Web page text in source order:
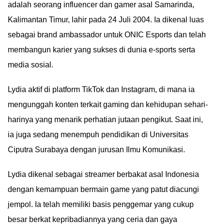
adalah seorang influencer dan gamer asal Samarinda,
Kalimantan Timur, lahir pada 24 Juli 2004. Ia dikenal luas
sebagai brand ambassador untuk ONIC Esports dan telah
membangun karier yang sukses di dunia e-sports serta
media sosial.
Lydia aktif di platform TikTok dan Instagram, di mana ia
mengunggah konten terkait gaming dan kehidupan sehari-
harinya yang menarik perhatian jutaan pengikut. Saat ini,
ia juga sedang menempuh pendidikan di Universitas
Ciputra Surabaya dengan jurusan Ilmu Komunikasi.
Lydia dikenal sebagai streamer berbakat asal Indonesia
dengan kemampuan bermain game yang patut diacungi
jempol. Ia telah memiliki basis penggemar yang cukup
besar berkat kepribadiannya yang ceria dan gaya